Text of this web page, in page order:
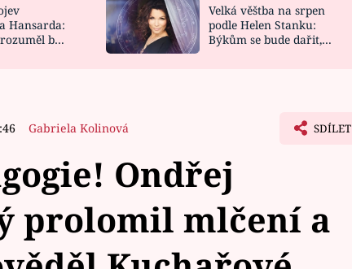
NOVINKY
VIDEORECEPTY
Hansarda:
by
Velká věštba na srpen
podle Helen Stanku:
Býkům se bude dařit,
Gabriela Kolinová SDÍLET
Ondřej
prolomil mlčení a